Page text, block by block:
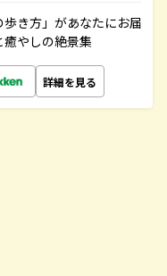
き方」があなたにお届
やしの絶景集
詳細を見る